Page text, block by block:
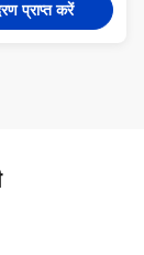
प्राप्त करें